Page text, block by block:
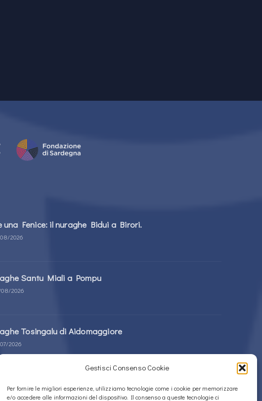
Gestisci Consenso Cookie
Per fornire le migliori esperienze, utilizziamo tecnologie come i cookie per memorizzare
e/o accedere alle informazioni del dispositivo. Il consenso a queste tecnologie ci
una Fenice: il nuraghe Bidui a Birori.
2026
Santu Miali a Pompu
2026
Tosingalu di Aidomaggiore
2026
di giganti s’Ortali ‘e su Monte a Tortolì
2026